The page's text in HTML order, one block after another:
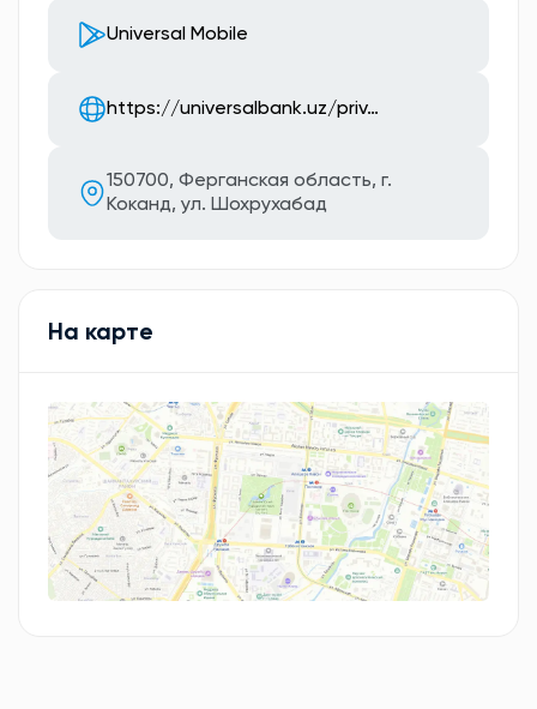
Universal Mobile
https://universalbank.uz/priv…
150700, Ферганская область, г.
Коканд, ул. Шохрухабад
На карте